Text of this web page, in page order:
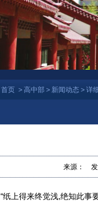
首页 >高中部 > 新闻动态>详
来源：
“纸上得来终觉浅,绝知此事